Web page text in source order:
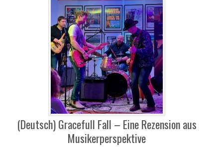
(Deutsch) Gracefull Fall – Eine Rezension aus
Musikerperspektive